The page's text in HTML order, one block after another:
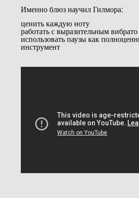
Именно блюз научил Гилмора:
ценить каждую ноту
работать с выразительным вибрато
использовать паузы как
инструмент